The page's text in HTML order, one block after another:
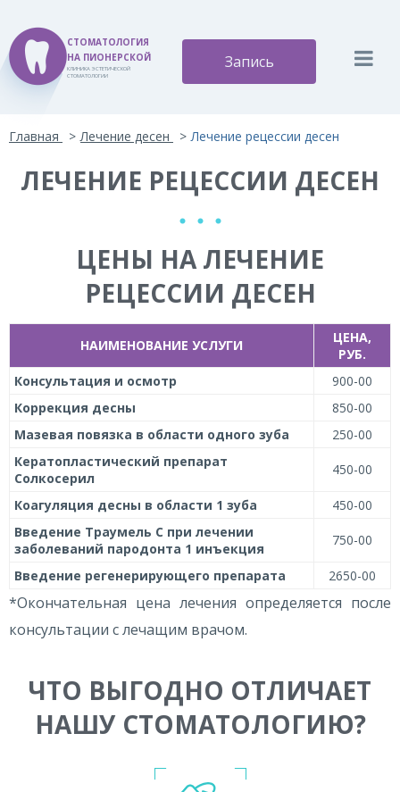
СТОМАТОЛОГИЯ
НА ПИОНЕРСКОЙ
КЛИНИКА ЭСТЕТИЧЕСКОЙ
СТОМАТОЛОГИИ
Запись
Главная Лечение десен Лечение рецессии десен
ЛЕЧЕНИЕ РЕЦЕССИИ ДЕСЕН
ЦЕНЫ НА ЛЕЧЕНИЕ
РЕЦЕССИИ ДЕСЕН
НАИМЕНОВАНИЕ УСЛУГИ
ЦЕНА,
РУБ.
Консультация и осмотр
900-00
Коррекция десны
850-00
Мазевая повязка в области одного зуба
250-00
Кератопластический препарат
Солкосерил
450-00
Коагуляция десны в области 1 зуба
450-00
Введение Траумель С при лечении
заболеваний пародонта 1 инъекция
750-00
Введение регенерирующего препарата 2650-00
*Окончательная цена лечения определяется после
консультации с лечащим врачом.
ЧТО ВЫГОДНО ОТЛИЧАЕТ
НАШУ СТОМАТОЛОГИЮ?
ВыклРазмер шрифта: A A AЦветовая схема:
A
A A A